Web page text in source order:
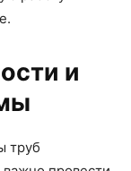
и
труб